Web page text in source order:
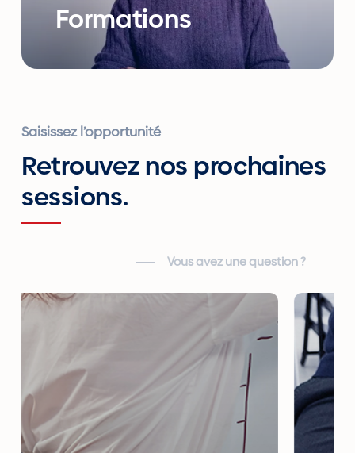
Formations
Saisissez l’opportunité
Retrouvez nos prochaines
sessions.
Vous avez une question ?